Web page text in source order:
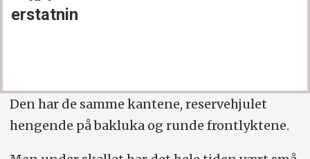
erstatning
Den har de samme kantene, reservehjulet
hengende på bakluka og runde front­lyktene.